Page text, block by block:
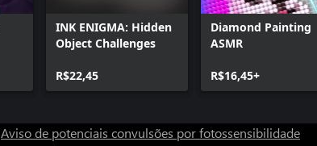
INK ENIGMA: Hidden
Object Challenges
R$22,45
Diamond Painting
ASMR
R$16,45+
Aviso de potenciais convulsões por fotossensibilidade